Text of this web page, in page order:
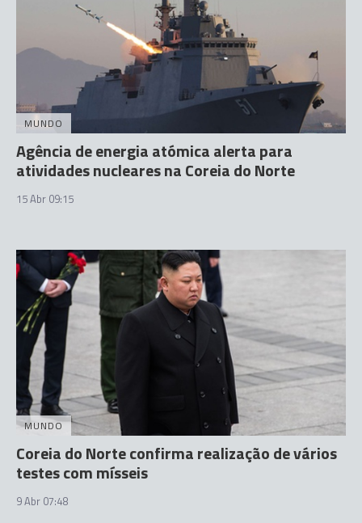
MUNDO
Agência de energia atómica alerta para
atividades nucleares na Coreia do Norte
15 Abr 09:15
MUNDO
Coreia do Norte confirma realização de vários
testes com mísseis
9 Abr 07:48